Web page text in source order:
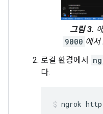
그림 3.
9000 에서
로컬 환경에서
다.
ngrok http